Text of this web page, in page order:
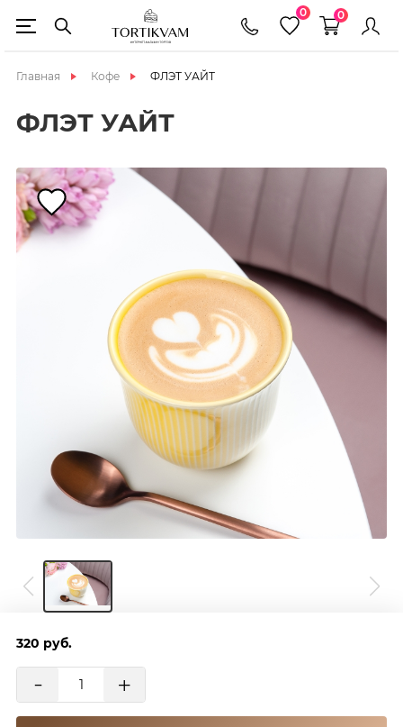
0 0
Главная Кофе ФЛЭТ УАЙТ
ФЛЭТ УАЙТ
320 руб.
- +